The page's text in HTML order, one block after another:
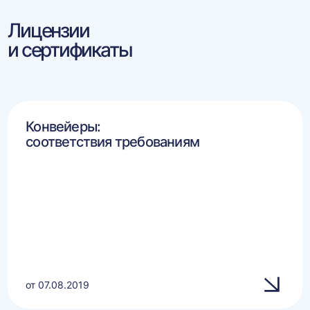
Лицензии
и сертификаты
Конвейеры:
соответствия требованиям
от 07.08.2019